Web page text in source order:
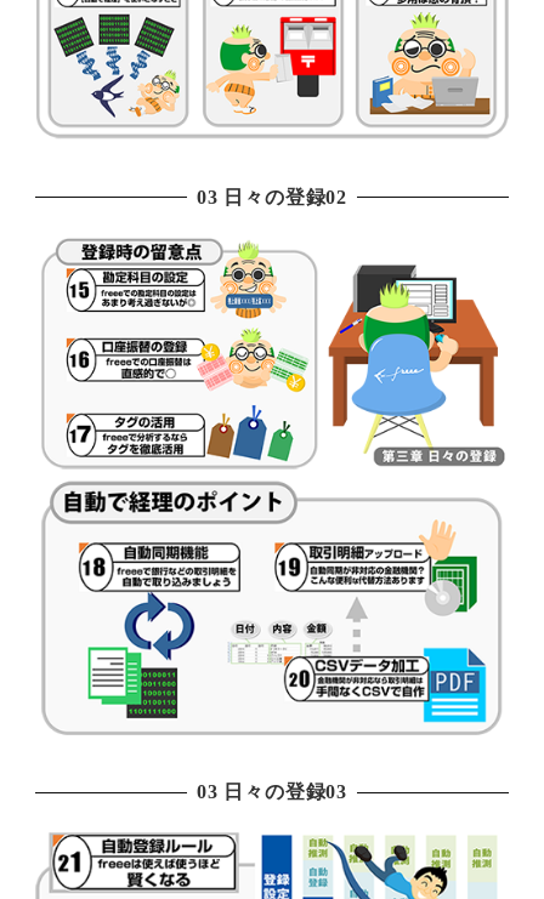
03 日々の登録02
03 日々の登録03